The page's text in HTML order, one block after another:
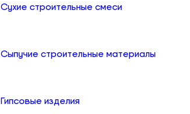
Сухие строительные смеси
Сыпучие строительные материалы
Гипсовые изделия